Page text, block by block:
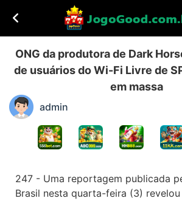
ONG da produtora de Dark
de usuários do Wi-Fi Livre de
em massa
admin
247 - Uma reportagem publicada
Brasil nesta quarta-feira (3)